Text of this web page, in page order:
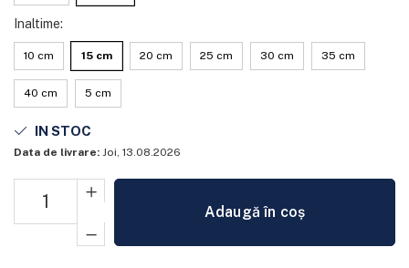
Inaltime:
10 cm 15 cm 20 cm 25 cm 30 cm 35 cm
40 cm 5 cm
IN STOC
Data de livrare: Joi, 13.08.2026
Adaugă în coș